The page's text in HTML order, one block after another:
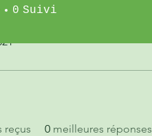
reçus 0 meilleures réponses
0 Suivi